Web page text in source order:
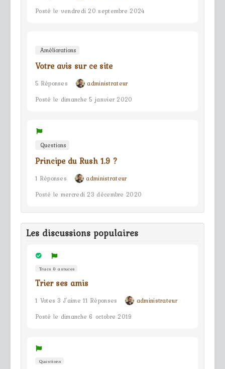
Posté le vendredi 20 septembre 2024
Améliorations
Votre avis sur ce site
5 Réponses
administrateur
Posté le dimanche 5 janvier 2020
Questions
Principe du Rush 1.9 ?
1 Réponses
administrateur
Posté le mercredi 23 décembre 2020
Les discussions populaires
Trucs & astuces
Trier ses amis
1 Votes 3 J'aime 11 Réponses
administrateur
Posté le dimanche 6 octobre 2019
Questions